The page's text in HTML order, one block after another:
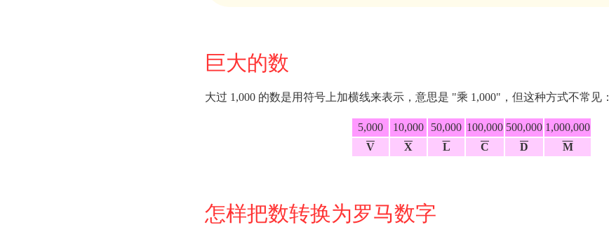
巨大的数
大过 1,000 的数是用符号上加横线来表示，意思是 "乘 1,000"，但这种方式不常见：
5,000 10,000 50,000 100,000 500,000 1,000,000
V
X L C D M
怎样把数转换为罗马数字